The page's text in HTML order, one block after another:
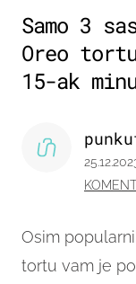
Samo 3
Oreo
15-ak
Osim
tortu vam je